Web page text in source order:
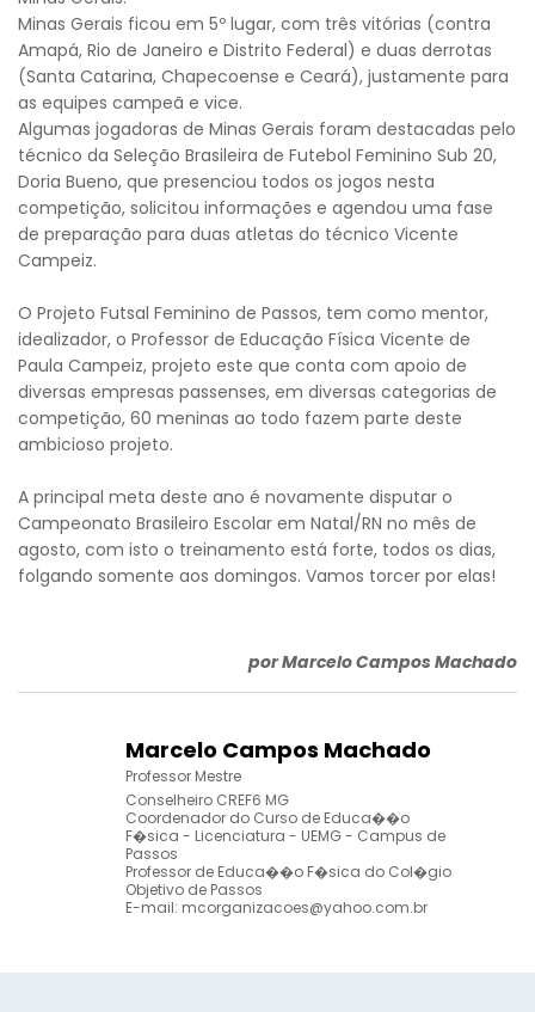
Minas Gerais ficou em 5º lugar, com três vitórias (contra
Amapá, Rio de Janeiro e Distrito Federal) e duas derrotas
(Santa Catarina, Chapecoense e Ceará), justamente para
as equipes campeã e vice.
Algumas jogadoras de Minas Gerais foram destacadas pelo
técnico da Seleção Brasileira de Futebol Feminino Sub 20,
Doria Bueno, que presenciou todos os jogos nesta
competição, solicitou informações e agendou uma fase
de preparação para duas atletas do técnico Vicente
Campeiz.
O Projeto Futsal Feminino de Passos, tem como mentor,
idealizador, o Professor de Educação Física Vicente de
Paula Campeiz, projeto este que conta com apoio de
diversas empresas passenses, em diversas categorias de
competição, 60 meninas ao todo fazem parte deste
ambicioso projeto.
A principal meta deste ano é novamente disputar o
Campeonato Brasileiro Escolar em Natal/RN no mês de
agosto, com isto o treinamento está forte, todos os dias,
folgando somente aos domingos. Vamos torcer por elas!
por Marcelo Campos Machado
Marcelo Campos Machado
Professor Mestre
Conselheiro CREF6 MG
Coordenador do Curso de Educa��o
F�sica - Licenciatura - UEMG - Campus de
Passos
Professor de Educa��o F�sica do Col�gio
Objetivo de Passos
E-mail: mcorganizacoes@yahoo.com.br